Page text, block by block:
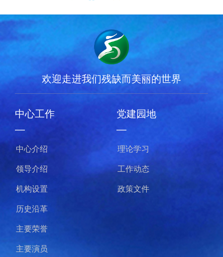
欢迎走进我们残缺而美丽的世界
中心工作
—
中心介绍
领导介绍
机构设置
历史沿革
主要荣誉
主要演员
党建园地
—
理论学习
工作动态
政策文件